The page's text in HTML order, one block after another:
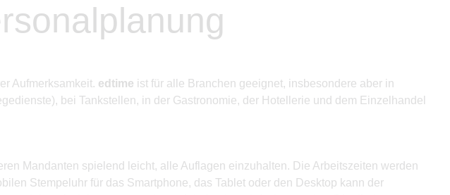
Aufmerksamkeit. edtime ist für alle Branchen geeignet, insbesondere aber in
bei Tankstellen, in der Gastronomie, der Hotellerie und dem Einzelhandel
Mandanten spielend leicht, alle Auflagen einzuhalten. Die Arbeitszeiten werden
Stempeluhr für das Smartphone, das Tablet oder den Desktop kann der